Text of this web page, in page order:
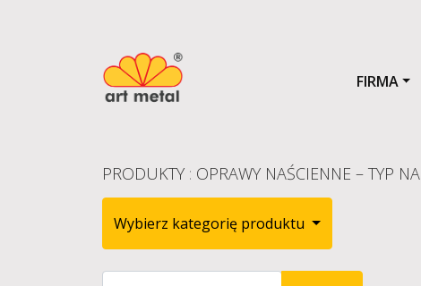
FIRMA
PRODUKTY : OPRAWY NAŚCIENNE – TYP NA
Wybierz kategorię produktu